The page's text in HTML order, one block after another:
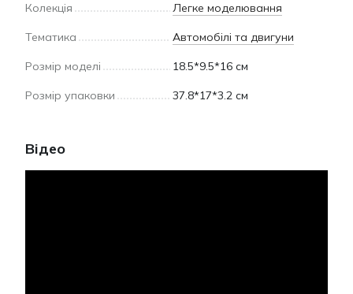
Колекція Легке моделювання
Тематика Автомобілі та двигуни
Розмір моделі 18.5*9.5*16 см
Розмір упаковки 37.8*17*3.2 см
Відео